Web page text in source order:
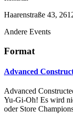
Haarenstraße 43,
Andere Events
Format
Advanced
Advanced
Yu-Gi-Oh! Es wird
oder Store